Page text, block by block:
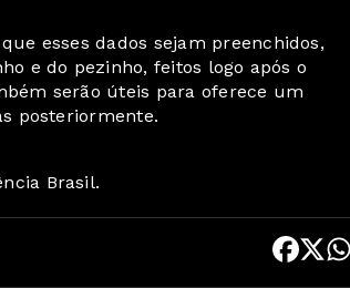
esses dados sejam preenchidos,
e do pezinho, feitos logo após o
serão úteis para oferece um
posteriormente.
Brasil.